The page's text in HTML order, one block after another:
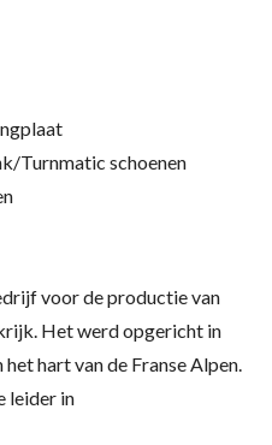
Turnmatic schoenen
voor de productie van
Het werd opgericht in
hart van de Franse Alpen.
leider in